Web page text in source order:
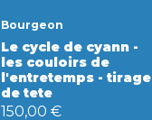
Bourgeon
Le cycle de cyann -
les couloirs de
l'entretemps - tirage
de tete
150,00 €